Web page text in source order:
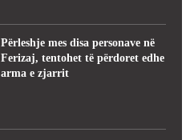
Përleshje mes disa personave në
Ferizaj, tentohet të përdoret edhe
arma e zjarrit